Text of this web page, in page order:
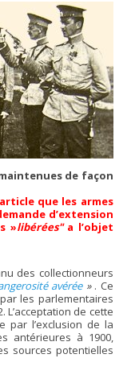
de façon
que les armes
d’extension
»libérées" a l’objet
des collectionneurs
avérée» . Ce
les parlementaires
L’acceptation de cette
par l’exclusion de la
antérieures à 1900,
sources potentielles